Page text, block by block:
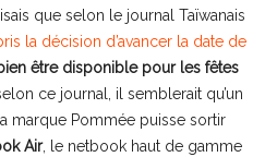
que selon le journal Taïwanais
la décision d’avancer la date de
être disponible pour les fêtes
ce journal, il semblerait qu’un
marque Pommée puisse sortir
Air, le netbook haut de gamme